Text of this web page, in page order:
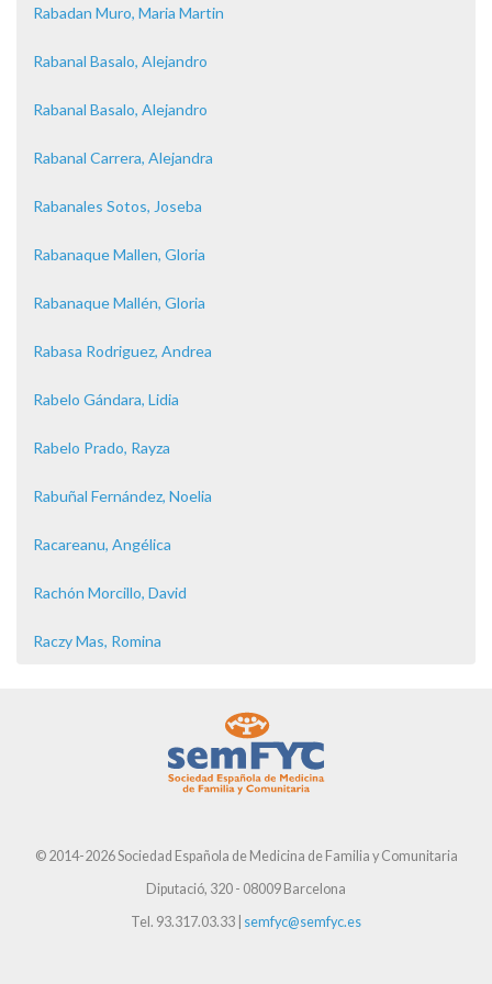
Rabadan Muro, Maria Martin
Rabanal Basalo, Alejandro
Rabanal Basalo, Alejandro
Rabanal Carrera, Alejandra
Rabanales Sotos, Joseba
Rabanaque Mallen, Gloria
Rabanaque Mallén, Gloria
Rabasa Rodriguez, Andrea
Rabelo Gándara, Lidia
Rabelo Prado, Rayza
Rabuñal Fernández, Noelia
Racareanu, Angélica
Rachón Morcillo, David
Raczy Mas, Romina
© 2014-2026 Sociedad Española de Medicina de Familia y Comunitaria
Diputació, 320 - 08009 Barcelona
Tel. 93.317.03.33 | semfyc@semfyc.es